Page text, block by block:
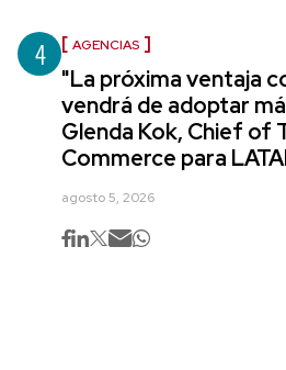
4 AGENCIAS
"La próxima ventaja
vendrá de adoptar
Glenda Kok, Chief of
Commerce para
agosto 5, 2026